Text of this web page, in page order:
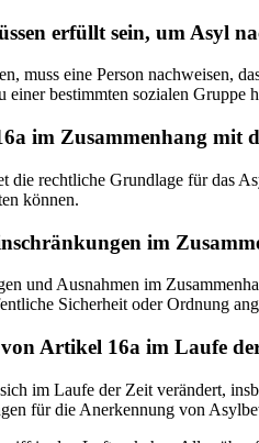
erfüllt sein, um Asyl
muss eine Person nachweisen,
bestimmten sozialen Gruppe
im Zusammenhang mit
die rechtliche Grundlage für das
können.
im
und Ausnahmen im
Sicherheit oder Ordnung
Artikel 16a im Laufe
im Laufe der Zeit verändert,
für die Anerkennung von